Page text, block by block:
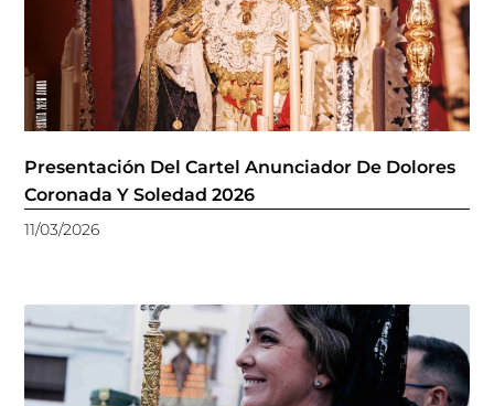
Presentación Del Cartel Anunciador De Dolores
Coronada Y Soledad 2026
11/03/2026